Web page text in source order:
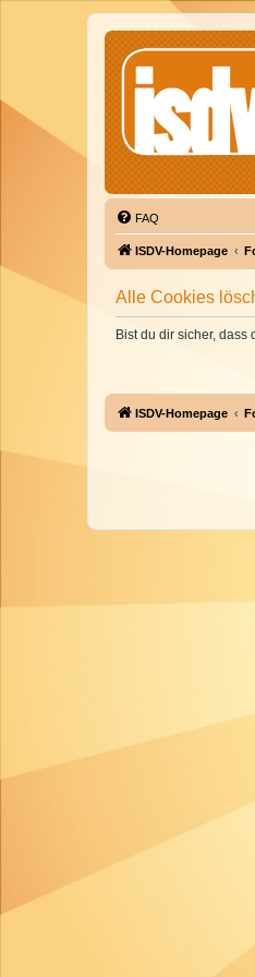
FAQ
ISDV-Homepage
Alle Cookies
Bist du dir sicher,
ISDV-Homepage